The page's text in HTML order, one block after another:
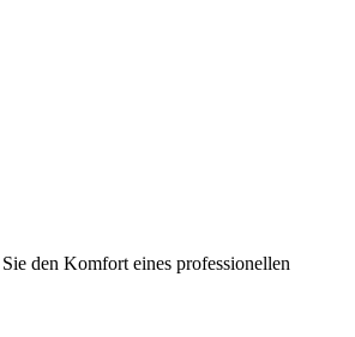
den Komfort eines professionellen